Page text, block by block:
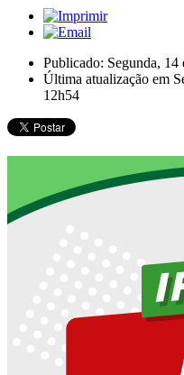
Publicado: Segunda,
Última atualização em
12h54